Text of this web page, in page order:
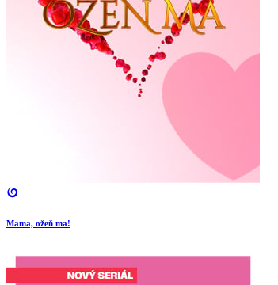
Mama, ožeň ma!